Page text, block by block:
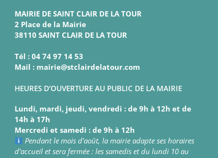
MAIRIE DE SAINT CLAIR DE LA TOUR
2 Place de la Mairie
38110 SAINT CLAIR DE LA TOUR
Tél : 04 74 97 14 53
Mail : mairie@stclairdelatour.com
HEURES D’OUVERTURE AU PUBLIC DE LA MAIRIE
Lundi, mardi, jeudi, vendredi : de 9h à 12h et de
14h à 17h
Mercredi et samedi : de 9h à 12h
Pendant le mois d’août, la mairie adapte ses horaires
d’accueil et sera fermée : les samedis et du lundi 10 au